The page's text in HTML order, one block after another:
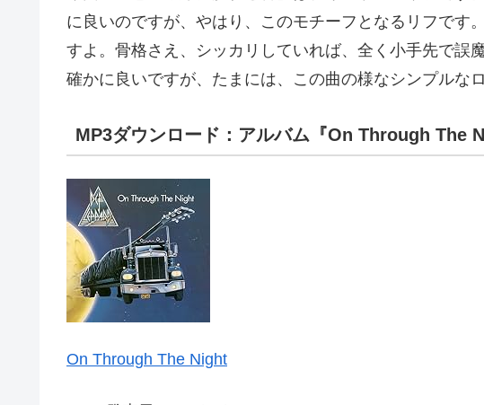
に良いのですが、やはり、このモチーフとなるリフです
すよ。骨格さえ、シッカリしていれば、全く小手先で誤
確かに良いですが、たまには、この曲の様なシンプルな
MP3ダウンロード：アルバム『On Through The
On Through The Night